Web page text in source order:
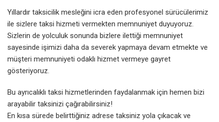
Yıllardır taksicilik mesleğini icra eden profesyonel sürücülerimiz
ile sizlere taksi hizmeti vermekten memnuniyet duyuyoruz.
Sizlerin de yolculuk sonunda bizlere ilettiği memnuniyet
sayesinde işimizi daha da severek yapmaya devam etmekte ve
müşteri memnuniyeti odaklı hizmet vermeye gayret
gösteriyoruz.
Bu ayrıcalıklı taksi hizmetlerinden faydalanmak için hemen bizi
arayabilir taksinizi çağırabilirsiniz!
En kısa sürede belirttiğiniz adrese taksiniz yola çıkacak ve